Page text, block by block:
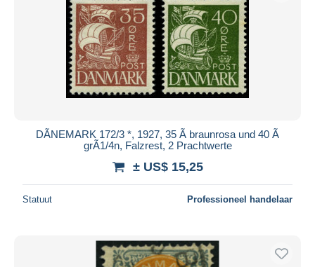
DÃNEMARK 172/3 *, 1927, 35 Ã braunrosa und 40 Ã
grÃ1/4n, Falzrest, 2 Prachtwerte
± US$ 15,25
Statuut Professioneel handelaar